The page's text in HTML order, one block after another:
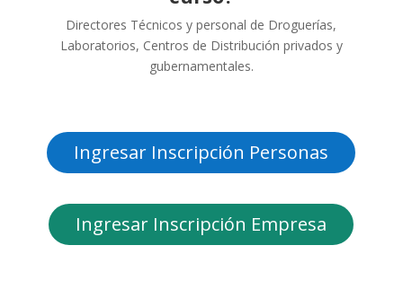
Directores Técnicos y personal de Droguerías,
Laboratorios, Centros de Distribución privados y
gubernamentales.
Ingresar Inscripción Personas
Ingresar Inscripción Empresa